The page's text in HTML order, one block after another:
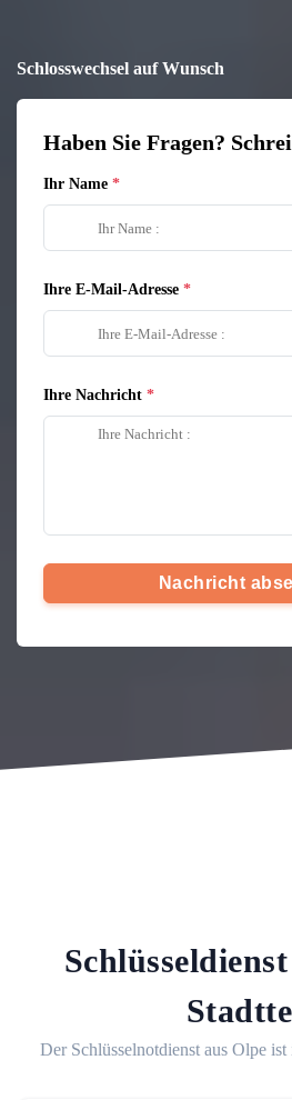
Schlosswechsel auf Wunsch
Haben Sie Fragen?
Ihr Name
Ihre E-Mail-Adresse
Ihre Nachricht
Nachricht
Der Schlüsselnotdienst aus Olpe